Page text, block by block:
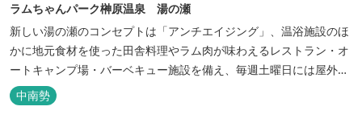
ラムちゃんパーク榊原温泉 湯の瀬
新しい湯の瀬のコンセプトは「アンチエイジング」、温浴施設のほ
かに地元食材を使った田舎料理やラム肉が味わえるレストラン・オ
ートキャンプ場・バーベキュー施設を備え、毎週土曜日には屋外に
「湯の瀬市場」を設け、新鮮野菜の販売が行われています。 また、
観光旅行が困難な障がい者や介助が必要な高齢者の利用に特化した
中南勢